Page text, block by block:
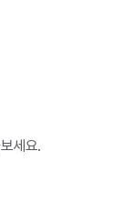
세요.